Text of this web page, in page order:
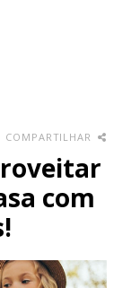
COMPARTILHAR
com